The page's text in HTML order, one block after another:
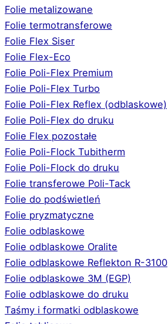
Folie metalizowane
Folie termotransferowe
Folie Flex Siser
Folie Flex-Eco
Folie Poli-Flex Premium
Folie Poli-Flex Turbo
Folie Poli-Flex Reflex (odblaskowe)
Folie Poli-Flex do druku
Folie Flex pozostałe
Folie Poli-Flock Tubitherm
Folie Poli-Flock do druku
Folie transferowe Poli-Tack
Folie do podświetleń
Folie pryzmatyczne
Folie odblaskowe
Folie odblaskowe Oralite
Folie odblaskowe Reflekton R-3100
Folie odblaskowe 3M (EGP)
Folie odblaskowe do druku
Taśmy i formatki odblaskowe